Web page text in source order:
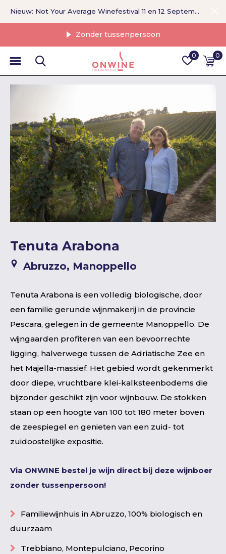
0 0
Zonder tussenpersoon
Nieuw: Not Your Average Winefestival 11 en 12 September >
Tenuta Arabona
Abruzzo, Manoppello
Tenuta Arabona is een volledig biologische, door
een familie gerunde wijnmakerij in de provincie
Pescara, gelegen in de gemeente Manoppello. De
wijngaarden profiteren van een bevoorrechte
ligging, halverwege tussen de Adriatische Zee en
het Majella-massief. Het gebied wordt gekenmerkt
door diepe, vruchtbare klei-kalksteenbodems die
bijzonder geschikt zijn voor wijnbouw. De stokken
staan op een hoogte van 100 tot 180 meter boven
de zeespiegel en genieten van een zuid- tot
zuidoostelijke expositie.
Via ONWINE bestel je wijn direct bij deze wijnboer
zonder tussenpersoon!
Familiewijnhuis in Abruzzo, 100% biologisch en
duurzaam
Trebbiano, Montepulciano, Pecorino